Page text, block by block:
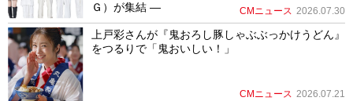
Ｇ）が集結 ―
CMニュース 2026.07.30
上戸彩さんが『鬼おろし豚しゃぶぶっかけうどん』
をつるりで「鬼おいしい！」
CMニュース 2026.07.21